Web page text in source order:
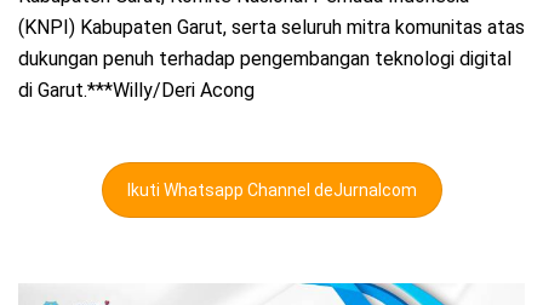
(KNPI) Kabupaten Garut, serta seluruh mitra komunitas atas
dukungan penuh terhadap pengembangan teknologi digital
di Garut.***Willy/Deri Acong
Ikuti Whatsapp Channel deJurnalcom